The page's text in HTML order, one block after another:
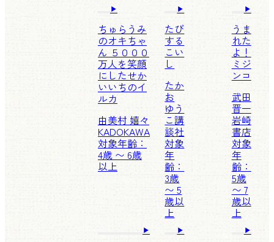
ちゅらうみ
のオキちゃ
ん ５０００
万人を笑顔
にしたせか
いいちのイ
ルカ
由美村 嬉々
KADOKAWA
対象年齢：
4歳 〜 6歳
以上
たび
する
こい
し
たか
お
ゆう
こ講
談社
対象
年
齢：
3歳
〜 5
歳以
上
うま
れた
よ！
ミジ
ンコ
武田
晋一
岩崎
書店
対象
年
齢：
5歳
〜 7
歳以
上